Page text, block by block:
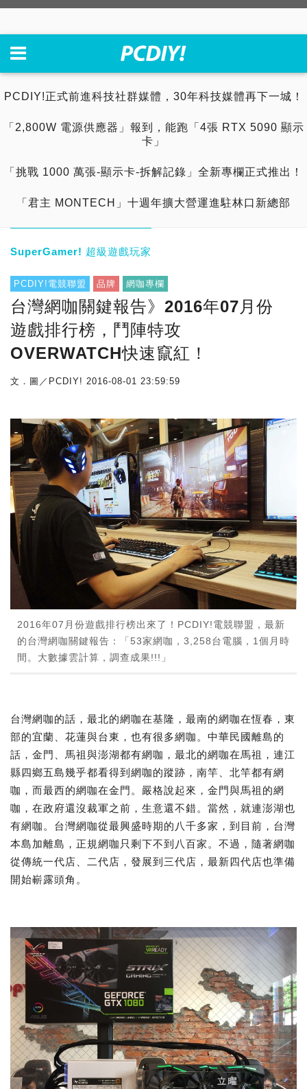
PCDIY!正式前進科技社群媒體，30年科技媒體再下一城！
「2,800W 電源供應器」報到，能跑「4張 RTX 5090 顯示
卡」
「挑戰 1000 萬張-顯示卡-拆解記錄」全新專欄正式推出！
「君主 MONTECH」十週年擴大營運進駐林口新總部
SuperGamer! 超級遊戲玩家
PCDIY!電競聯盟 品牌 網咖專欄
台灣網咖關鍵報告》2016年07月份
遊戲排行榜，鬥陣特攻
OVERWATCH快速竄紅！
文．圖／PCDIY! 2016-08-01 23:59:59
2016年07月份遊戲排行榜出來了！PCDIY!電競聯盟，最新
的台灣網咖關鍵報告：「53家網咖，3,258台電腦，1個月時
間。大數據雲計算，調查成果!!!」
台灣網咖的話，最北的網咖在基隆，最南的網咖在恆春，東
部的宜蘭、花蓮與台東，也有很多網咖。中華民國離島的
話，金門、馬祖與澎湖都有網咖，最北的網咖在馬祖，連江
縣四鄉五島幾乎都看得到網咖的蹤跡，南竿、北竿都有網
咖，而最西的網咖在金門。嚴格說起來，金門與馬祖的網
咖，在政府還沒裁軍之前，生意還不錯。當然，就連澎湖也
有網咖。台灣網咖從最興盛時期的八千多家，到目前，台灣
本島加離島，正規網咖只剩下不到八百家。不過，隨著網咖
從傳統一代店、二代店，發展到三代店，最新四代店也準備
開始嶄露頭角。